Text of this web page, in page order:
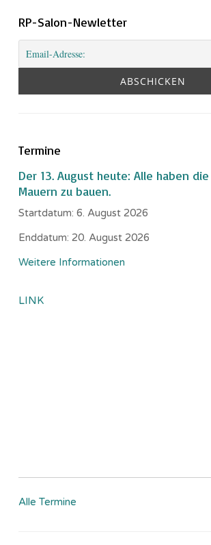
RP-Salon-Newletter
Termine
Der 13. August heute: Alle haben
Mauern zu bauen.
Startdatum: 6. August 2026
Enddatum: 20. August 2026
Weitere Informationen
LINK
Alle Termine